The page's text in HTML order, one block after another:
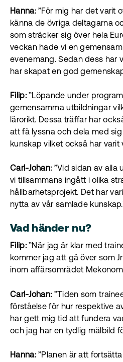
Hanna:”För mig har det varit
känna de övriga deltagarna
som sträcker sig över hela
veckan hade vi en
evenemang. Sedan dess har
har skapat en god
Filip:”Löpande under
gemensamma utbildningar
lärorikt. Dessa träffar har
att få lyssna och dela med
kunskap vilket också har varit
Carl-Johan:”Vid sidan av alla
vi tillsammans ingått i olika
hållbarhetsprojekt. Det har
nytta av vår samlade
Vad händer nu?
Filip:”När jag är klar med
kommer jag att gå över som
inom affärsområdet
Carl-Johan:”Tiden som
förståelse för hur respektive
har gett mig tid att fundera
och jag har en tydlig målbild
Hanna:”Planen är att